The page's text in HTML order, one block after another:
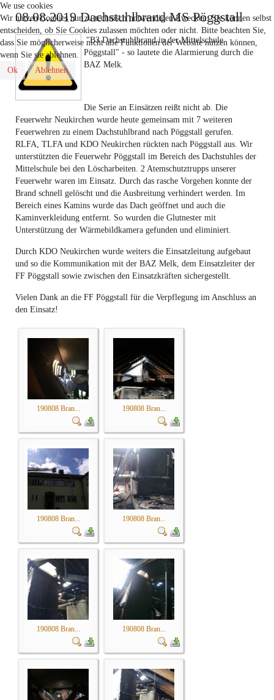
08.08.2019 Dachstuhlbrand MS Pöggstall
"B3 Dachstuhlbrand in der Mittelschule
Pöggstall" - so lautete die Alarmierung durch die
BAZ Melk.
Die Serie an Einsätzen reißt nicht ab. Die
Feuerwehr Neukirchen wurde heute gemeinsam mit 7 weiteren
Feuerwehren zu einem Dachstuhlbrand nach Pöggstall gerufen.
RLFA, TLFA und KDO Neukirchen rückten nach Pöggstall aus. Wir
unterstützten die Feuerwehr Pöggstall im Bereich des Dachstuhles der
Mittelschule bei den Löscharbeiten. 2 Atemschutztrupps unserer
Feuerwehr waren im Einsatz. Durch das rasche Vorgehen konnte der
Brand schnell gelöscht und die Ausbreitung verhindert werden. Im
Bereich eines Kamins wurde das Dach geöffnet und auch die
Kaminverkleidung entfernt. So wurden die Glutnester mit
Unterstützung der Wärmebildkamera gefunden und eliminiert.
Durch KDO Neukirchen wurde weiters die Einsatzleitung aufgebaut
und so die Kommunikation mit der BAZ Melk, dem Einsatzleiter der
FF Pöggstall sowie zwischen den Einsatzkräften sichergestellt.
Vielen Dank an die FF Pöggstall für die Verpflegung im Anschluss an
den Einsatz!
190808 Bran... 190808 Bran...
190808 Bran... 190808 Bran...
190808 Bran... 190808 Bran...
We use cookies
Wir nutzen Cookies nur zu technisch notwendigen Zwecken. Sie können selbst
entscheiden, ob Sie Cookies zulassen möchten oder nicht. Bitte beachten Sie,
dass Sie möglicherweise nicht alle Funktionen der Website nutzen können,
wenn Sie sie ablehnen.
Ok
Ablehnen